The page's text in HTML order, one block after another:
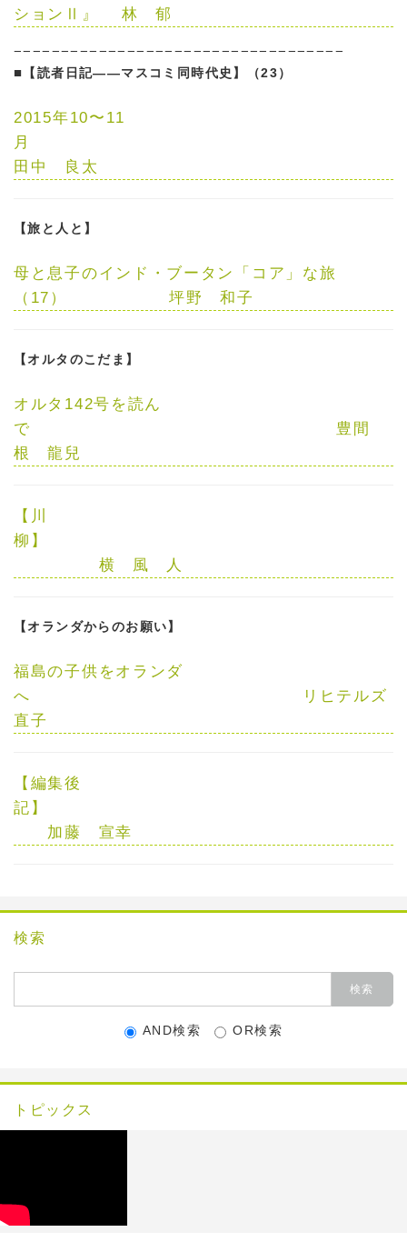
ションⅡ』
林 郁
−−−−−−−−−−−−−−−−−−−−−−−−−−−−−−−−−−−
■ 【読者日記——マスコミ同時代史】（23）
2015年10〜11
月
田中 良太
【旅と人と】
母と息子のインド・ブータン「コア」な旅
（17）
坪野 和子
【オルタのこだま】
オルタ142号を読ん
で
豊間
根 龍兒
【川
柳】
横 風 人
【オランダからのお願い】
福島の子供をオランダ
へ
リヒテルズ
直子
【編集後
記】
加藤 宣幸
検索
AND検索 OR検索
トピックス